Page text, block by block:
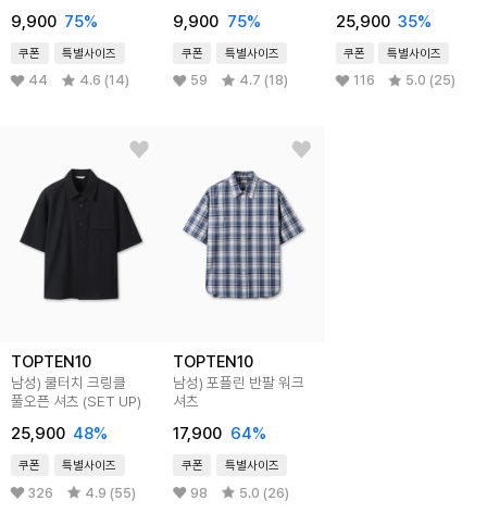
9,900 75%
쿠폰 특별사이즈
44 4.6 (14)
9,900 75%
쿠폰 특별사이즈
59 4.7 (18)
25,900 35%
쿠폰 특별사이즈
116 5.0 (25)
TOPTEN10
남성) 쿨터치 크링클
풀오픈 셔츠 (SET UP)
25,900 48%
쿠폰 특별사이즈
326 4.9 (55)
TOPTEN10
남성) 포플린 반팔 워크
셔츠
17,900 64%
쿠폰 특별사이즈
98 5.0 (26)